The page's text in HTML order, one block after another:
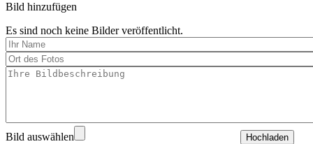
Bild hinzufügen
Es sind noch keine Bilder veröffentlicht.
Bild auswählen